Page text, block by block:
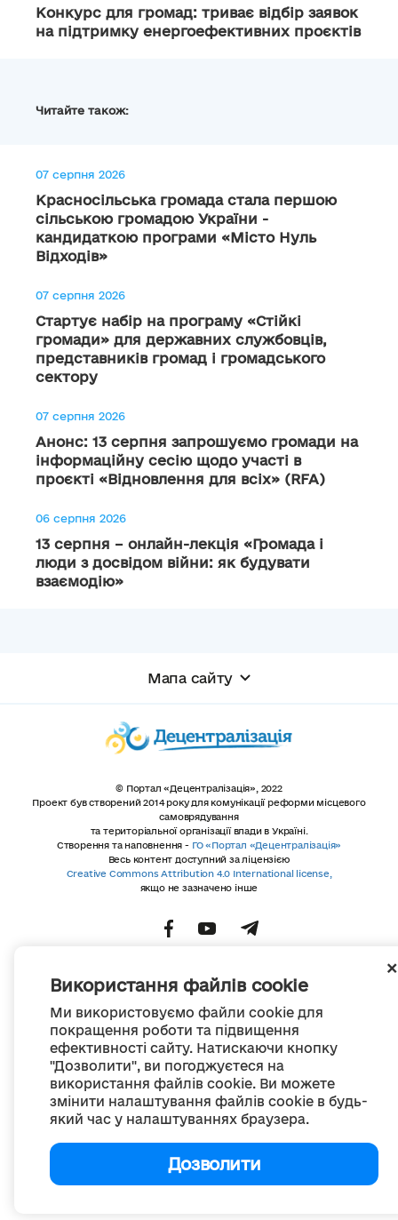
Використання файлів cookie
Ми використовуємо файли cookie для
покращення роботи та підвищення
ефективності сайту. Натискаючи кнопку
"Дозволити", ви погоджуєтеся на
використання файлів cookie. Ви можете
змінити налаштування файлів cookie в будь-
який час у налаштуваннях браузера.
Дозволити
Конкурс для громад: триває відбір заявок
на підтримку енергоефективних проєктів
Читайте також:
07 серпня 2026
Красносільська громада стала першою
сільською громадою України -
кандидаткою програми «Місто Нуль
Відходів»
07 серпня 2026
Стартує набір на програму «Стійкі
громади» для державних службовців,
представників громад і громадського
сектору
07 серпня 2026
Анонс: 13 серпня запрошуємо громади на
інформаційну сесію щодо участі в
проєкті «Відновлення для всіх» (RFA)
06 серпня 2026
13 серпня – онлайн-лекція «Громада і
люди з досвідом війни: як будувати
взаємодію»
Мапа сайту
© Портал «Децентралізація», 2022
Проект був створений 2014 року для комунікації реформи місцевого
самоврядування
та територіальної організації влади в Україні.
Створення та наповнення - ГО «Портал «Децентралізація»
Весь контент доступний за ліцензією
Creative Commons Attribution 4.0 International license,
якщо не зазначено інше